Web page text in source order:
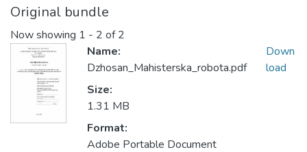
Original bundle
Now showing 1 - 2 of 2
Name:
Dzhosan_Mahisterska_robota.pdf
Size:
1.31 MB
Format:
Adobe Portable Document
Down
load